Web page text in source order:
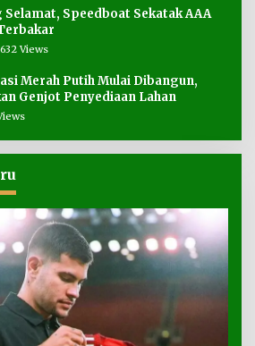
Speedboat Sekatak AAA
632 Views
Merah Putih Mulai Dibangun,
Genjot Penyediaan Lahan